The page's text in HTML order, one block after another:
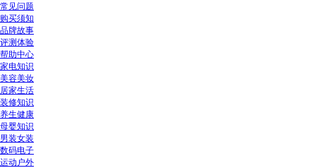
常见问题
购买须知
品牌故事
评测体验
帮助中心
家电知识
美容美妆
居家生活
装修知识
养生健康
母婴知识
男装女装
数码电子
运动户外